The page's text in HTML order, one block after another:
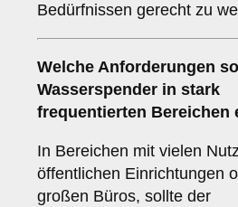
Bedürfnissen gerecht zu
Welche Anforderungen
Wasserspender in stark
frequentierten Bereichen
In Bereichen mit vielen
öffentlichen Einrichtungen
großen Büros, sollte der